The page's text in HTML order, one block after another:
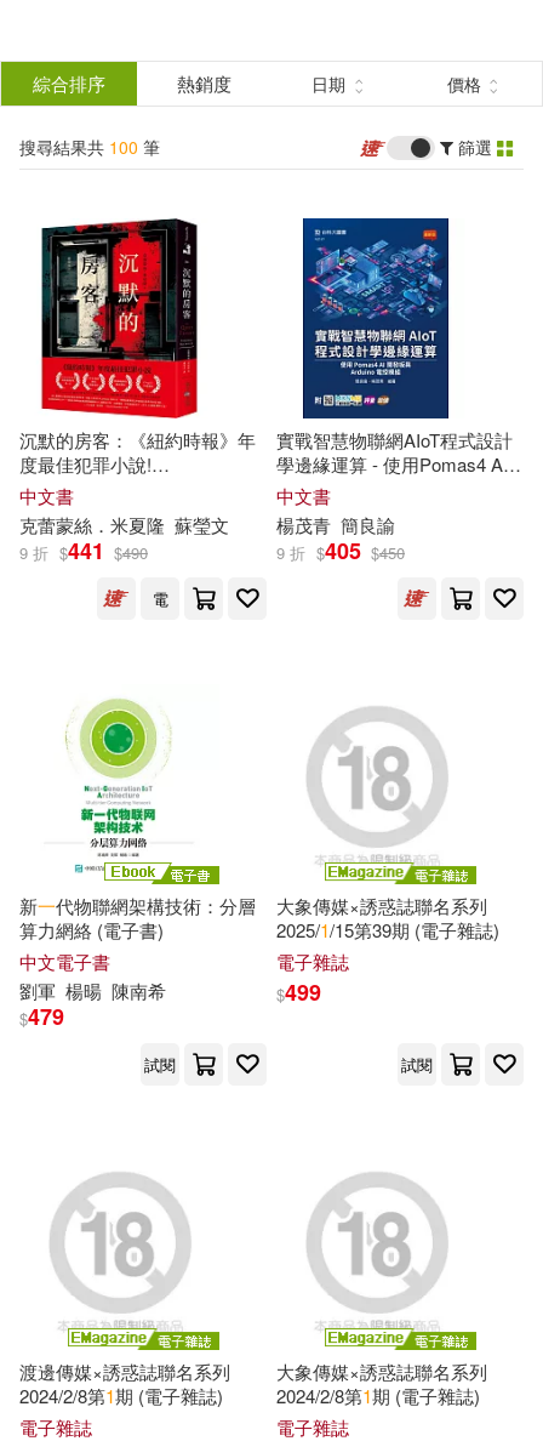
結
分類 (單選)
所有商品(100) 圖書(29)
影音(1) 3C(9)
家電(15)
鞋包配件(1)
作者 (可複選)
法規應用研究中心（編）(2)
洪京一（主編）(2) Inc(1)
Number three pictures(1)
中國信息與電子工程科技發展戰略
中國教育技術協會技術標准委員會
佐佐木讓（Sasaki Joh）(1)
佐鳥百(1)
克蕾蒙絲．米夏隆(1)
千早茜(1)
吳飛(1) 呂水鴻（大Max）(1)
周發武(1) 唐人(1)
國家統計局統計設計管理司(1)
展開
出版社 (可複選)
曖維多媒體(10)
人民郵電出版社(9)
清華大學出版社(8)
電子工業出版社(5)
中國法制出版社(3)
社會科學文獻出版社(2)
Universal(1)
中國檢察出版社(1)
配送方式
可海外宅配(30)
可港澳店取(30)
可新加坡店取(29)
可菲律賓店取(30)
綜合排序 熱銷度 日期 價格
搜尋結果共 100 筆 篩選
沉默的房客：《紐約時報》年
度最佳犯罪小說!
《LibraryReads》網站推薦榜
單第一名
中文書
克蕾蒙絲．米夏隆 蘇瑩文
9 折 $441 $490
電
實戰智慧物聯網AIoT程式設計
學邊緣運算 - 使用Pomas4 AI
開發板與Arduino電控模組 - 附
MOSME行動學習
量.加值
中文書
楊茂青 簡良諭
9 折 $405 $450
新一代物聯網架構技術：分層
算力網絡 (電子書)
中文電子書
劉軍 楊暘 陳南希
$479
試閱
大象傳媒×誘惑誌聯名系列
2025/1/15第39期 (電子雜誌)
電子雜誌
$499
試閱
渡邊傳媒×誘惑誌聯名系列
2024/2/8第1期 (電子雜誌)
電子雜誌
大象傳媒×誘惑誌聯名系列
2024/2/8第1期 (電子雜誌)
電子雜誌